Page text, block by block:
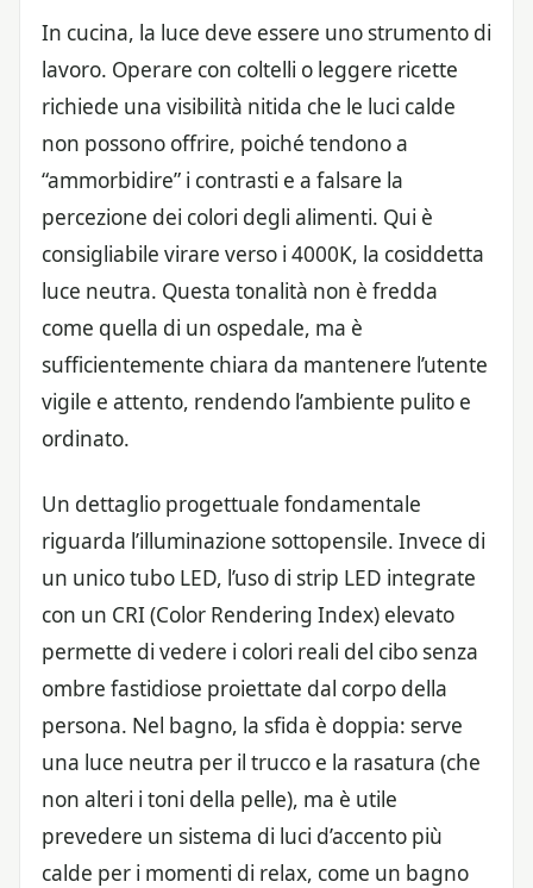
In cucina, la luce deve essere uno strumento di
lavoro. Operare con coltelli o leggere ricette
richiede una visibilità nitida che le luci calde
non possono offrire, poiché tendono a
“ammorbidire” i contrasti e a falsare la
percezione dei colori degli alimenti. Qui è
consigliabile virare verso i 4000K, la cosiddetta
luce neutra. Questa tonalità non è fredda
come quella di un ospedale, ma è
sufficientemente chiara da mantenere l’utente
vigile e attento, rendendo l’ambiente pulito e
ordinato.
Un dettaglio progettuale fondamentale
riguarda l’illuminazione sottopensile. Invece di
un unico tubo LED, l’uso di strip LED integrate
con un CRI (Color Rendering Index) elevato
permette di vedere i colori reali del cibo senza
ombre fastidiose proiettate dal corpo della
persona. Nel bagno, la sfida è doppia: serve
una luce neutra per il trucco e la rasatura (che
non alteri i toni della pelle), ma è utile
prevedere un sistema di luci d’accento più
calde per i momenti di relax, come un bagno